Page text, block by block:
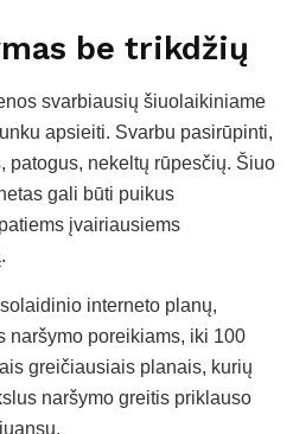
be trikdžių
svarbiausių šiuolaikiniame
apsieiti. Svarbu pasirūpinti,
patogus, nekeltų rūpesčių. Šiuo
gali būti puikus
įvairiausiems
interneto planų,
naršymo poreikiams, iki 100
greičiausiais planais, kurių
naršymo greitis priklauso